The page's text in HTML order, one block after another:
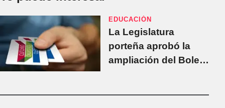
EDUCACIÓN
La Legislatura
porteña aprobó la
ampliación del Boleto